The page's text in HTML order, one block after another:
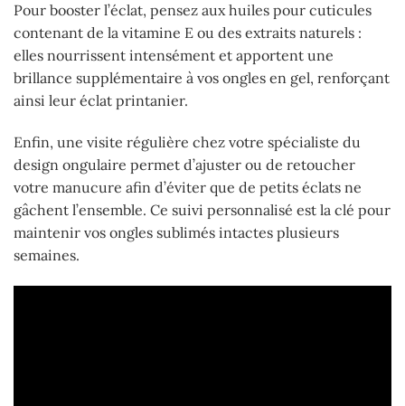
Pour booster l’éclat, pensez aux huiles pour cuticules
contenant de la vitamine E ou des extraits naturels :
elles nourrissent intensément et apportent une
brillance supplémentaire à vos ongles en gel, renforçant
ainsi leur éclat printanier.
Enfin, une visite régulière chez votre spécialiste du
design ongulaire permet d’ajuster ou de retoucher
votre manucure afin d’éviter que de petits éclats ne
gâchent l’ensemble. Ce suivi personnalisé est la clé pour
maintenir vos ongles sublimés intactes plusieurs
semaines.